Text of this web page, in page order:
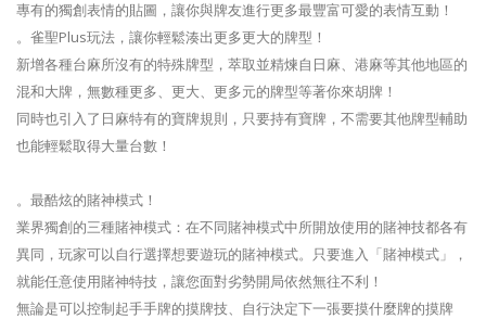
專有的獨創表情的貼圖，讓你與牌友進行更多最豐富可愛的表情互動！
。雀聖Plus玩法，讓你輕鬆湊出更多更大的牌型！
新增各種台麻所沒有的特殊牌型，萃取並精煉自日麻、港麻等其他地區的
混和大牌，無數種更多、更大、更多元的牌型等著你來胡牌！
同時也引入了日麻特有的寶牌規則，只要持有寶牌，不需要其他牌型輔助
也能輕鬆取得大量台數！
。最酷炫的賭神模式！
業界獨創的三種賭神模式：在不同賭神模式中所開放使用的賭神技都各有
異同，玩家可以自行選擇想要遊玩的賭神模式。只要進入「賭神模式」，
就能任意使用賭神特技，讓您面對劣勢開局依然無往不利！
無論是可以控制起手手牌的摸牌技、自行決定下一張要摸什麼牌的摸牌